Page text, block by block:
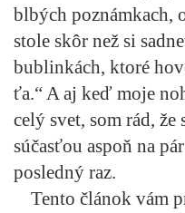
blbých poznámkach,
stole skôr než si
bublinkách, ktoré
ťa.“ A aj keď moje
celý svet, som rád,
súčasťou aspoň na
posledný raz.
Tento článok vám